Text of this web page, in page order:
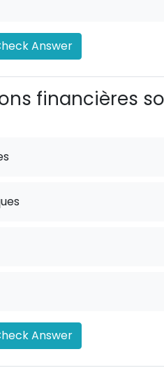
Answer
financières
Answer